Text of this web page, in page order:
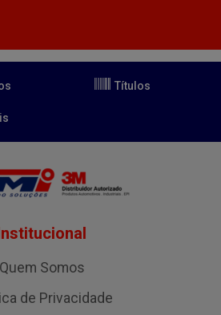
Títulos
Quem Somos
de Privacidade